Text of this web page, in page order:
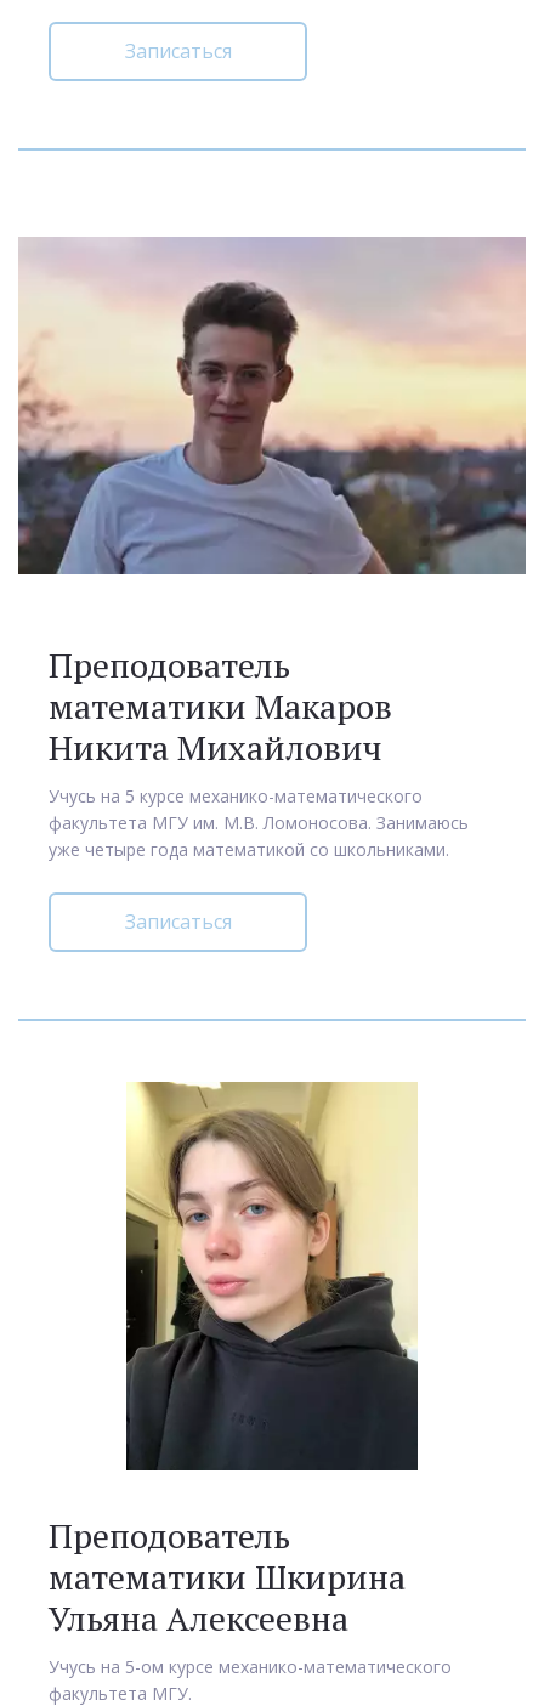
Записаться
Преподователь
математики Макаров
Никита Михайлович
Учусь на 5 курсе механико-математического
факультета МГУ им. М.В. Ломоносова. Занимаюсь
уже четыре года математикой со школьниками.
Записаться
Преподователь
математики Шкирина
Ульяна Алексеевна
Учусь на 5-ом курсе механико-математического
факультета МГУ.